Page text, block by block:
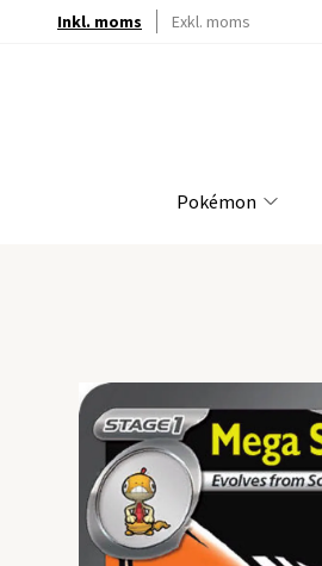
Inkl. moms Exkl. moms
Pokémon